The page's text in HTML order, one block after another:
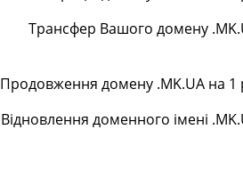
Трансфер Вашого домену
Продовження домену .MK.UA на 1
Відновлення доменного імені